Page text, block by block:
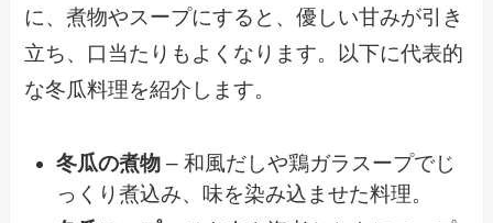
に、煮物やスープにすると、優しい甘みが引き
立ち、口当たりもよくなります。以下に代表的
な冬瓜料理を紹介します。
冬瓜の煮物– 和風だしや鶏ガラスープでじ
っくり煮込み、味を染み込ませた料理。